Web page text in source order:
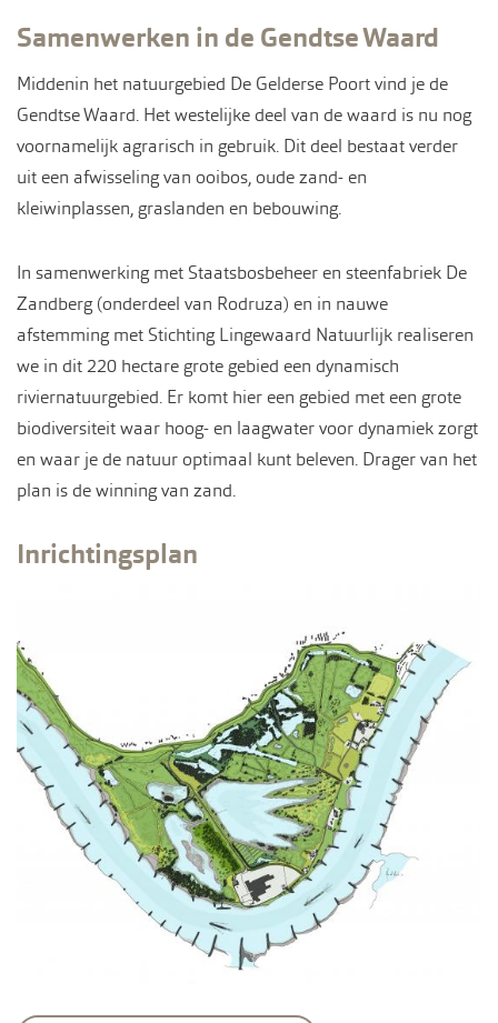
Samenwerken in de Gendtse Waard
Middenin het natuurgebied De Gelderse Poort vind je de
Gendtse Waard. Het westelijke deel van de waard is nu nog
voornamelijk agrarisch in gebruik. Dit deel bestaat verder
uit een afwisseling van ooibos, oude zand- en
kleiwinplassen, graslanden en bebouwing.
In samenwerking met Staatsbosbeheer en steenfabriek De
Zandberg (onderdeel van Rodruza) en in nauwe
afstemming met Stichting Lingewaard Natuurlijk realiseren
we in dit 220 hectare grote gebied een dynamisch
riviernatuurgebied. Er komt hier een gebied met een grote
biodiversiteit waar hoog- en laagwater voor dynamiek zorgt
en waar je de natuur optimaal kunt beleven. Drager van het
plan is de winning van zand.
Inrichtingsplan